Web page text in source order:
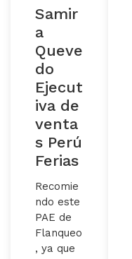
Samir
a
Queve
do
Ejecut
iva de
venta
s Perú
Ferias
Recomie
ndo este
PAE de
Flanqueo
, ya que